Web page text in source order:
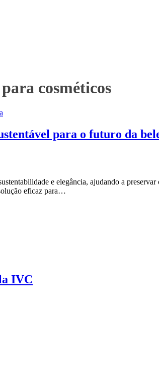
cosméticos
para o futuro da
e elegância, ajudando a
eficaz para…
IVC